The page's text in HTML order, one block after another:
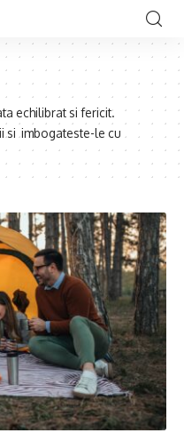
echilibrat si fericit.
si imbogateste-le cu